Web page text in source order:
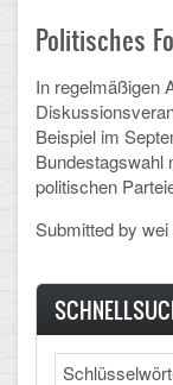
Politisches
In regelmäßigen
Beispiel im
Bundestagswahl
politischen
Submitted by wei
Search